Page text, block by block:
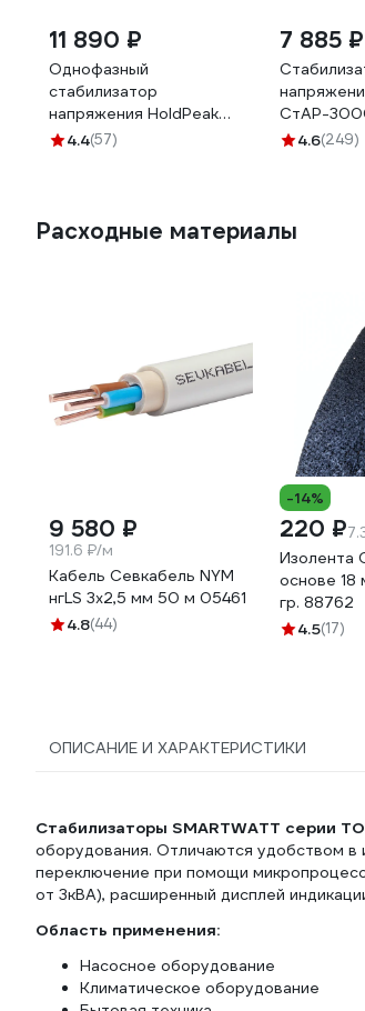
11 890 ₽
Однофазный
стабилизатор
напряжения HoldPeak
DVT-5000VA
4.4(57)
7 885 ₽
СтАР-
4.6(249)
Расходные материалы
9 580 ₽
191.6 ₽/м
Кабель Севкабель NYM
нгLS 3х2,5 мм 50 м 05461
4.8(44)
-14%
220 ₽
Изолента
основе
гр. 88762
4.5(17)
ОПИСАНИЕ И ХАРАКТЕРИСТИКИ
Стабилизаторы SMARTWATT серии
оборудования. Отличаются удобством
переключение при помощи
от 3кВА), расширенный дисплей
Область применения:
Насосное оборудование
Климатическое оборудование